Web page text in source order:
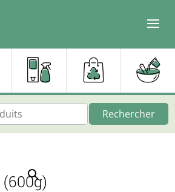
Rechercher
(600g)